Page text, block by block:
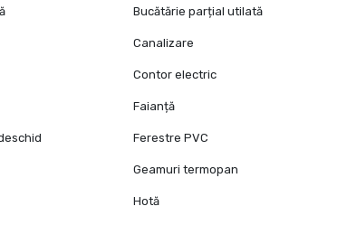
Bucătărie parțial utilată
Canalizare
Contor electric
Faianță
Ferestre PVC
Geamuri termopan
Hotă